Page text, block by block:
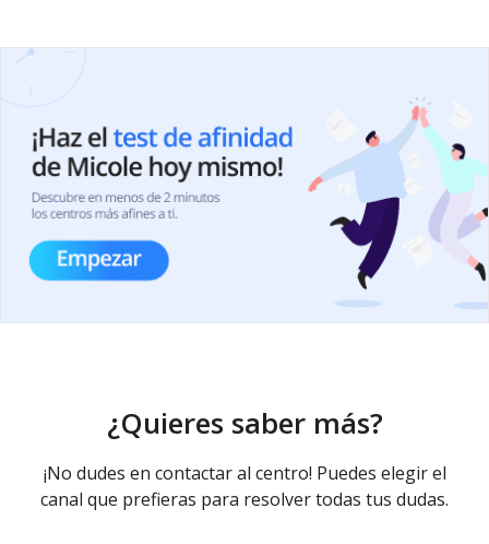
¿Quieres saber más?
¡No dudes en contactar al centro! Puedes elegir el
canal que prefieras para resolver todas tus dudas.